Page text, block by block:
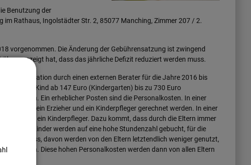
Benutzung der
Rathaus, Ingolstädter Str. 2, 85077 Manching, Zimmer 207 / 2.
vorgenommen. Die Änderung der Gebührensatzung ist zwingend
gezeigt hat, dass das jährliche Defizit reduziert werden muss.
Kalkulation durch einen externen Berater für die Jahre 2016 bis
pro Kind ab 147 Euro (Kindergarten) bis zu 730 Euro
steigen. Ein erheblicher Posten sind die Personalkosten. In einer
ein Erzieher und ein Kinderpfleger gerechnet werden. In einer
und ein Kinderpfleger. Dazu kommt, dass durch die Eltern immer
die Kinder werden auf eine hohe Stundenzahl gebucht, für die
muss, davon werden von den Eltern letztendlich weniger genutzt,
abholen. Diese hohen Personalkosten werden dann von allen Eltern